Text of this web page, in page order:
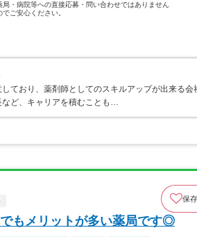
局・病院等への直接応募・問い合わせではありません
でご安心ください。
ており、薬剤師としてのスキルアップが出来る会
など、キャリアを積むことも…
保
もメリットが多い薬局です◎